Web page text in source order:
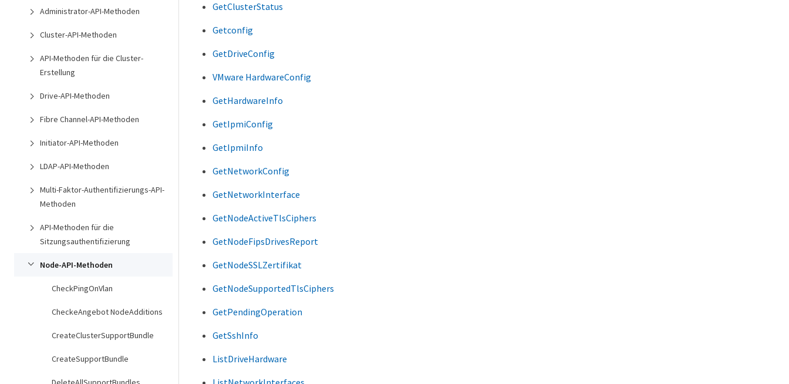
Administrator-API-Methoden
Cluster-API-Methoden
API-Methoden für die Cluster-
Erstellung
Drive-API-Methoden
Fibre Channel-API-Methoden
Initiator-API-Methoden
LDAP-API-Methoden
Multi-Faktor-Authentifizierungs-API-
Methoden
API-Methoden für die
Sitzungsauthentifizierung
Node-API-Methoden
CheckPingOnVlan
CheckeAngebot NodeAdditions
CreateClusterSupportBundle
CreateSupportBundle
GetClusterStatus
Getconfig
GetDriveConfig
VMware HardwareConfig
GetHardwareInfo
GetIpmiConfig
GetIpmiInfo
GetNetworkConfig
GetNetworkInterface
GetNodeActiveTlsCiphers
GetNodeFipsDrivesReport
GetNodeSSLZertifikat
GetNodeSupportedTlsCiphers
GetPendingOperation
GetSshInfo
ListDriveHardware